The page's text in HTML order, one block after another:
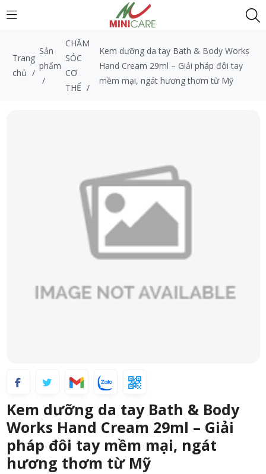
Trang
chủ /
Sản
phẩm
/
CHĂM
SÓC
CƠ
THỂ /
Kem dưỡng da tay Bath & Body Works
Hand Cream 29ml – Giải pháp đôi tay
mềm mại, ngát hương thơm từ Mỹ
Kem dưỡng da tay Bath & Body
Works Hand Cream 29ml – Giải
pháp đôi tay mềm mại, ngát
hương thơm từ Mỹ